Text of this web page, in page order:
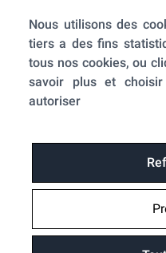
Nous utilisons des
tiers a des fins
tous nos cookies, ou
savoir plus et
autoriser
A propos de nous
A propos
Mentions légales
Conditions générales de ventes
Utilisation des cookies